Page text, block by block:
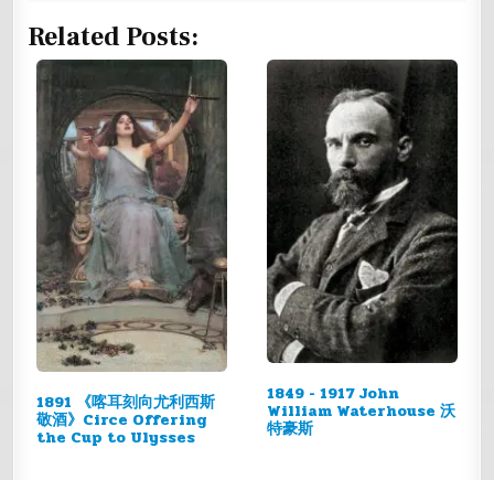
Related Posts:
1891 《喀耳刻向尤利西斯
敬酒》Circe Offering
the Cup to Ulysses
1849 - 1917 John
William Waterhouse 沃
特豪斯